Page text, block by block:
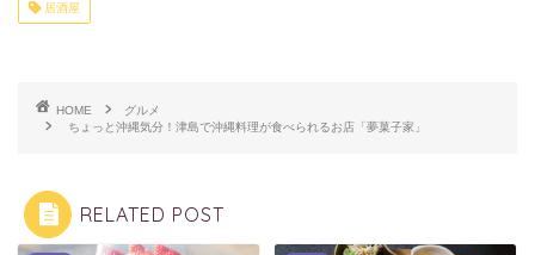
居酒屋
HOME
グルメ
ちょっと沖縄気分！津島で沖縄料理が食べられるお店「夢菓子家」
RELATED POST